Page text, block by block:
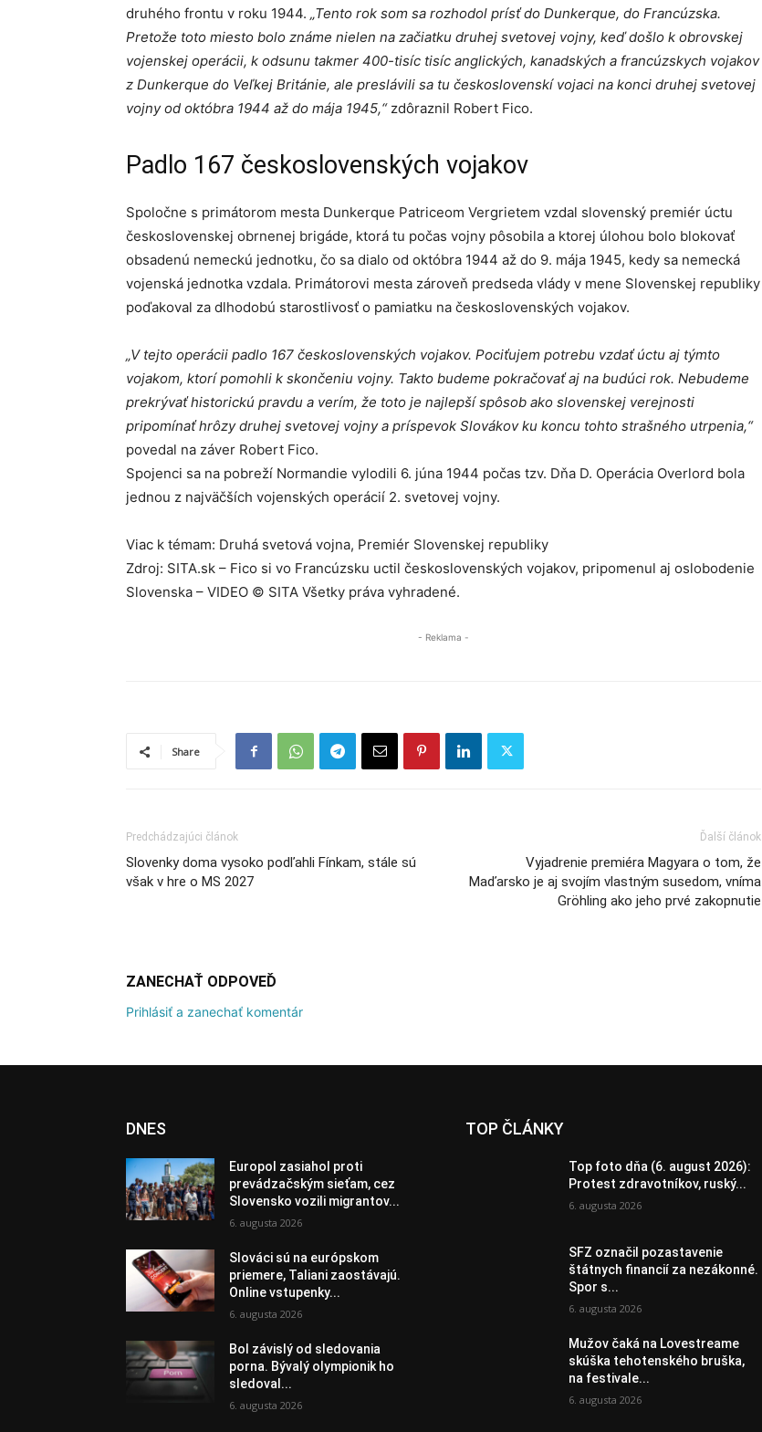
druhého frontu v roku 1944. „Tento rok som sa rozhodol prísť do Dunkerque, do Francúzska.
Pretože toto miesto bolo známe nielen na začiatku druhej svetovej vojny, keď došlo k obrovskej
vojenskej operácii, k odsunu takmer 400-tisíc tisíc anglických, kanadských a francúzskych vojakov
z Dunkerque do Veľkej Británie, ale preslávili sa tu československí vojaci na konci druhej svetovej
vojny od októbra 1944 až do mája 1945,“zdôraznil Robert Fico.
Padlo 167 československých vojakov
Spoločne s primátorom mesta Dunkerque Patriceom Vergrietem vzdal slovenský premiér úctu
československej obrnenej brigáde, ktorá tu počas vojny pôsobila a ktorej úlohou bolo blokovať
obsadenú nemeckú jednotku, čo sa dialo od októbra 1944 až do 9. mája 1945, kedy sa nemecká
vojenská jednotka vzdala. Primátorovi mesta zároveň predseda vlády v mene Slovenskej republiky
poďakoval za dlhodobú starostlivosť o pamiatku na československých vojakov.
„V tejto operácii padlo 167 československých vojakov. Pociťujem potrebu vzdať úctu aj týmto
vojakom, ktorí pomohli k skončeniu vojny. Takto budeme pokračovať aj na budúci rok. Nebudeme
prekrývať historickú pravdu a verím, že toto je najlepší spôsob ako slovenskej verejnosti
pripomínať hrôzy druhej svetovej vojny a príspevok Slovákov ku koncu tohto strašného utrpenia,“
povedal na záver Robert Fico.
Spojenci sa na pobreží Normandie vylodili 6. júna 1944 počas tzv. Dňa D. Operácia Overlord bola
jednou z najväčších vojenských operácií 2. svetovej vojny.
Viac k témam: Druhá svetová vojna, Premiér Slovenskej republiky
Zdroj: SITA.sk – Fico si vo Francúzsku uctil československých vojakov, pripomenul aj oslobodenie
Slovenska – VIDEO © SITA Všetky práva vyhradené.
- Reklama -
Share
Predchádzajúci článok
Slovenky doma vysoko podľahli Fínkam, stále sú
však v hre o MS 2027
Ďalší článok
Vyjadrenie premiéra Magyara o tom, že
Maďarsko je aj svojím vlastným susedom, vníma
Gröhling ako jeho prvé zakopnutie
ZANECHAŤ ODPOVEĎ
Prihlásiť a zanechať komentár
DNES
Europol zasiahol proti
prevádzačským sieťam, cez
Slovensko vozili migrantov...
6. augusta 2026
Slováci sú na európskom
priemere, Taliani zaostávajú.
Online vstupenky...
6. augusta 2026
Bol závislý od sledovania
porna. Bývalý olympionik ho
sledoval...
6. augusta 2026
TOP ČLÁNKY
Top foto dňa (6. august 2026):
Protest zdravotníkov, ruský...
6. augusta 2026
SFZ označil pozastavenie
štátnych financií za nezákonné.
Spor s...
6. augusta 2026
Mužov čaká na Lovestreame
skúška tehotenského bruška,
na festivale...
6. augusta 2026